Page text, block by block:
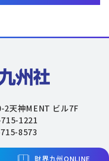
財界九州ONLINE
2天神MENT ビル7F
1221
8573